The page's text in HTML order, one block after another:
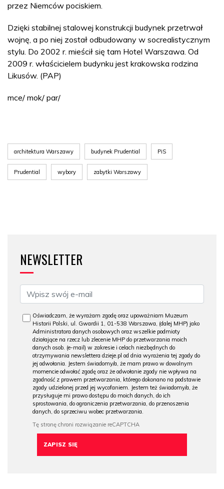
przez Niemców pociskiem.
Dzięki stabilnej stalowej konstrukcji budynek przetrwał
wojnę, a po niej został odbudowany w socrealistycznym
stylu. Do 2002 r. mieścił się tam Hotel Warszawa. Od
2009 r. właścicielem budynku jest krakowska rodzina
Likusów. (PAP)
mce/ mok/ par/
architektura Warszawy budynek Prudential PiS
Prudential wybory zabytki Warszawy
NEWSLETTER
Oświadczam, że wyrażam zgodę oraz upoważniam Muzeum
Historii Polski, ul. Gwardii 1, 01-538 Warszawa, (dalej MHP) jako
Administratora danych osobowych oraz wszelkie podmioty
działające na rzecz lub zlecenie MHP do przetwarzania moich
danych osob. (e-mail) w zakresie i celach niezbędnych do
otrzymywania newslettera dzieje.pl od dnia wyrażenia tej zgody do
jej odwołania. Jestem świadomy/a, że mam prawo w dowolnym
momencie odwołać zgodę oraz że odwołanie zgody nie wpływa na
zgodność z prawem przetwarzania, którego dokonano na podstawie
zgody udzielonej przed jej wycofaniem. Jestem też świadomy/a, że
przysługuje mi prawo dostępu do moich danych, do ich
sprostowania, do ograniczenia przetwarzania, do przenoszenia
danych, do sprzeciwu wobec przetwarzania.